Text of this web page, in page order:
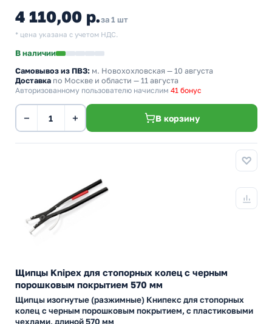
4 110,00 р.за 1 шт
* цена указана с учетом НДС.
В наличии
Самовывоз из ПВЗ: м. Новохохловская — 10 августа
Доставка по Москве и области — 11 августа
Авторизованному пользователю начислим 41 бонус
− + В корзину
Щипцы Knipex для стопорных колец с черным
порошковым покрытием 570 мм
Щипцы изогнутые (разжимные) Книпекс для стопорных
колец с черным порошковым покрытием, с пластиковыми
чехлами, длиной 570 мм